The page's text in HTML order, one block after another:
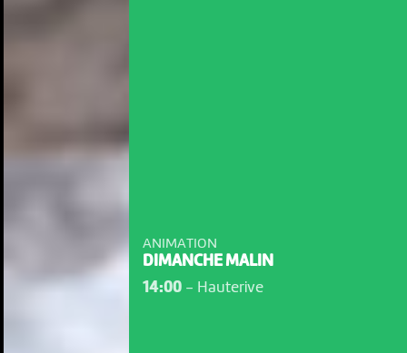
ANIMATION
DIMANCHE MALIN
14:00- Hauterive